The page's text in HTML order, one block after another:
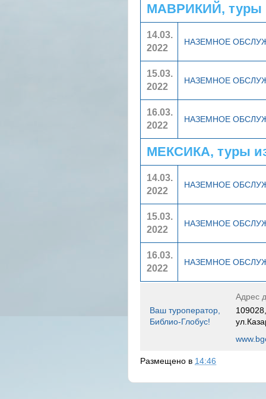
МАВРИКИЙ, туры
14.03.
2022
НАЗЕМНОЕ
15.03.
2022
НАЗЕМНОЕ
16.03.
2022
НАЗЕМНОЕ
МЕКСИКА, туры
14.03.
2022
НАЗЕМНОЕ
15.03.
2022
НАЗЕМНОЕ
16.03.
2022
НАЗЕМНОЕ
Адрес
Ваш туроператор,
Библио-Глобус!
Размещено в 14:46